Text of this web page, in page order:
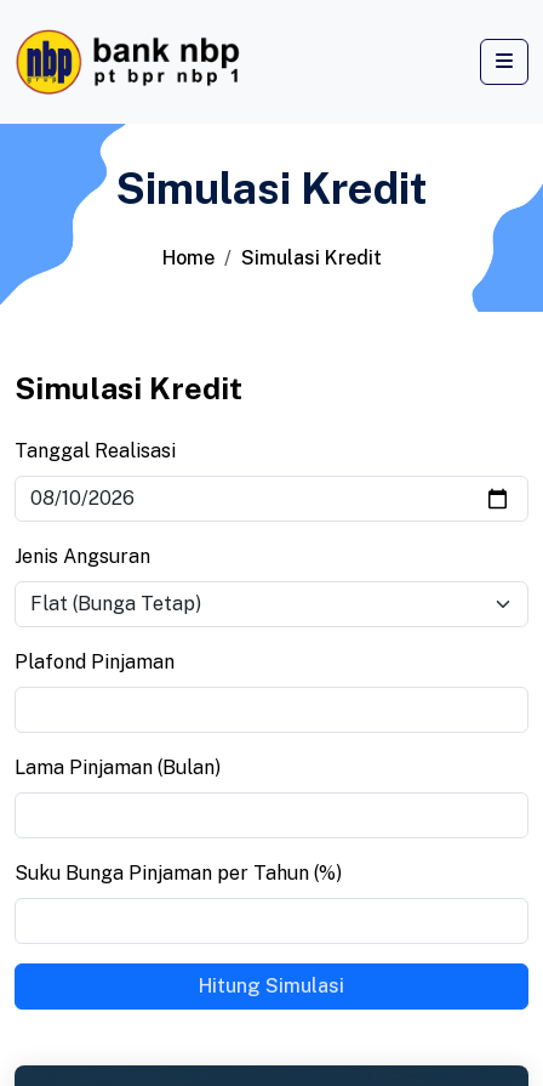
Simulasi Kredit
Home Simulasi Kredit
Simulasi Kredit
Tanggal Realisasi
Jenis Angsuran
Plafond Pinjaman
Lama Pinjaman (Bulan)
Suku Bunga Pinjaman per Tahun (%)
Hitung Simulasi